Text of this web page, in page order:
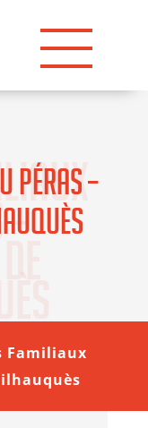
Péras –
Familiaux